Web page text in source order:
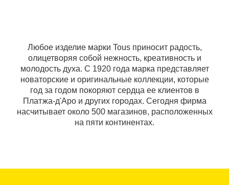
Любое изделие марки Tous приносит радость,
олицетворяя собой нежность, креативность и
молодость духа. С 1920 года марка представляет
новаторские и оригинальные коллекции, которые
год за годом покоряют сердца ее клиентов в
Платжа-д'Аро и других городах. Сегодня фирма
насчитывает около 500 магазинов, расположенных
на пяти континентах.